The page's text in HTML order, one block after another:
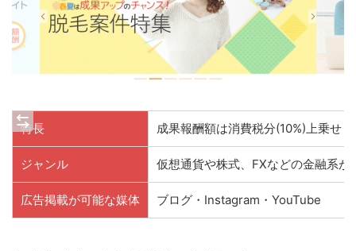
特長 成果報酬額は消費税分(10%)上乗せ
ジャンル 仮想通貨や株式、FXなどの金融系が
広告掲載が可能な媒体 ブログ・Instagram・YouTube